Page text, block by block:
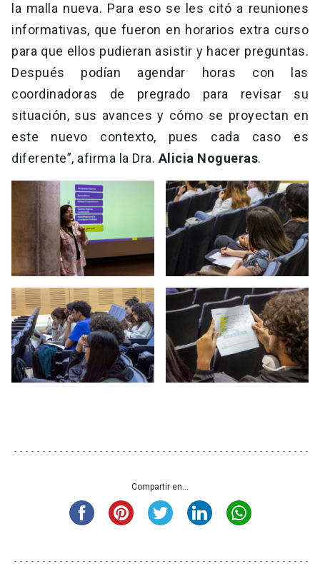
la malla nueva. Para eso se les citó a reuniones
informativas, que fueron en horarios extra curso
para que ellos pudieran asistir y hacer preguntas.
Después podían agendar horas con las
coordinadoras de pregrado para revisar su
situación, sus avances y cómo se proyectan en
este nuevo contexto, pues cada caso es
diferente”, afirma la Dra. Alicia Nogueras.
Compartir en...